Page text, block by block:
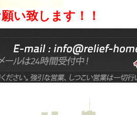
い致します！！